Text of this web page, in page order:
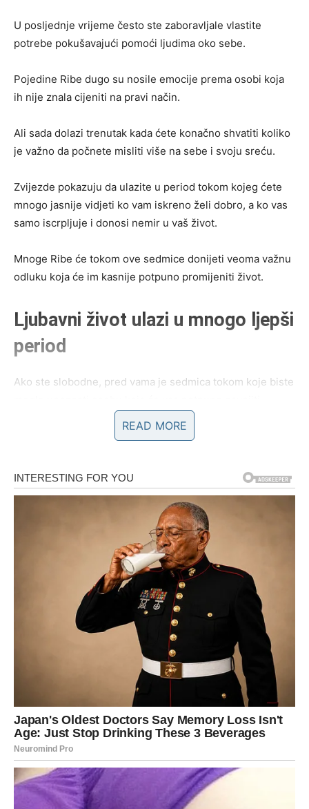
U posljednje vrijeme često ste zaboravljale vlastite
potrebe pokušavajući pomoći ljudima oko sebe.
Pojedine Ribe dugo su nosile emocije prema osobi koja
ih nije znala cijeniti na pravi način.
Ali sada dolazi trenutak kada ćete konačno shvatiti koliko
je važno da počnete misliti više na sebe i svoju sreću.
Zvijezde pokazuju da ulazite u period tokom kojeg ćete
mnogo jasnije vidjeti ko vam iskreno želi dobro, a ko vas
samo iscrpljuje i donosi nemir u vaš život.
Mnoge Ribe će tokom ove sedmice donijeti veoma važnu
odluku koja će im kasnije potpuno promijeniti život.
Ljubavni život ulazi u mnogo ljepši
period
Ako ste slobodne, pred vama je sedmica tokom koje biste
pažnjom, toplinom i načinom na koji vas razumije bez
mnogo objašnjavanja.
Ono što će vas posebno iznenaditi jeste činjenica da ćete
pored te osobe osjećati mir kakav dugo niste imale.
Mnoge Ribe će tokom ovog perioda prvi put nakon dugo
vremena osjetiti da ih neko voli iskreno i bez igara.
Prava osoba dolazi onda kada najmanje očekujete.
Ribe koje su zauzete konačno će uspjeti riješiti
nesporazume koji ih dugo opterećuju.
Pred vama su iskreni razgovori, mnogo više nježnosti i
osjećaj da partner konačno razumije ono što vam je
potrebno.
READ MORE